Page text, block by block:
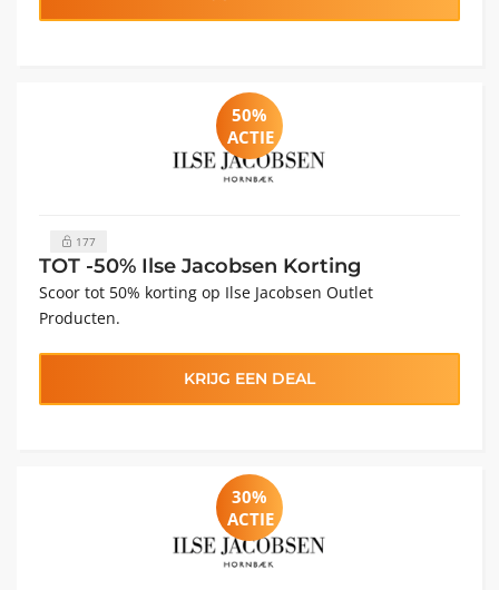
50%
ACTIE
177
TOT -50% Ilse Jacobsen Korting
Scoor tot 50% korting op Ilse Jacobsen Outlet
Producten.
KRIJG EEN DEAL
30%
ACTIE